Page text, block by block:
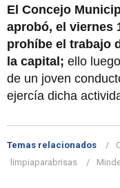
El Concejo
aprobó, el viernes
prohíbe el trabajo
la capital; ello
de un joven
ejercía dicha
Temas relacionados
limpiaparabrisas